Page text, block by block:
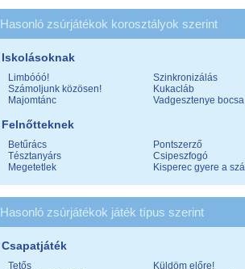
Hasonló zsúrjátékok korosztályok szerint
Iskolásoknak
Limbóóó! Szinkronizálás
Számoljunk közösen!
Kukacláb
Majomtánc
Vadgesztenye bocsa
Felnőtteknek
Betűrács Pontszerző
Tésztanyárs
Csipeszfogó
Megetetlek
Kisperec gyere a
Hasonló zsúrjátékok játék típus szerint
Csapatjáték
Tetős Küldöm előre!